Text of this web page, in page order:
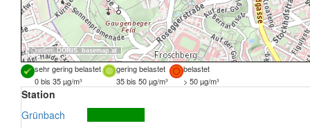
Quellen:DORIS, basemap.at
sehr gering belastet gering belastet
belastet
0 bis 35 µg/m³
35 bis 50 µg/m³ > 50 µg/m³
Station
Grünbach